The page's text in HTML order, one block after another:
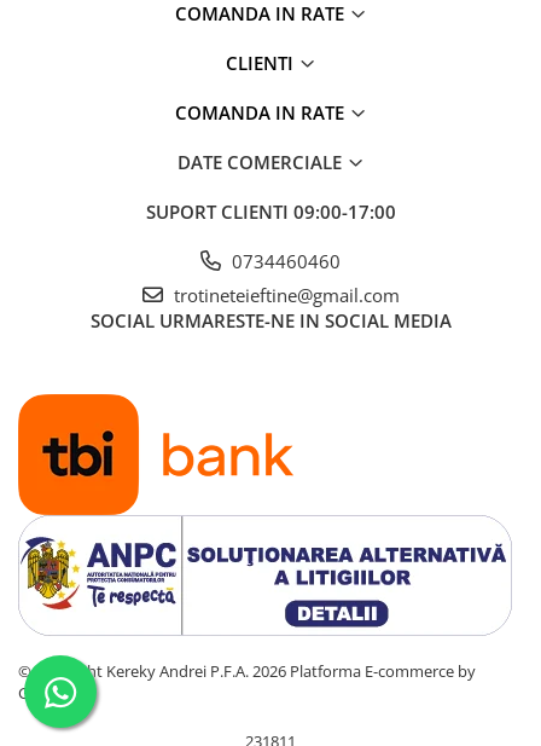
COMANDA IN RATE
CLIENTI
COMANDA IN RATE
DATE COMERCIALE
SUPORT CLIENTI 09:00-17:00
0734460460
trotineteieftine@gmail.com
SOCIAL URMARESTE-NE IN SOCIAL MEDIA
©Copyright Kereky Andrei P.F.A. 2026 Platforma E-commerce by
Gomag
231811